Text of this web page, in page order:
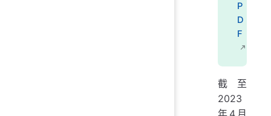
P
D
F
截至
2023
年4月